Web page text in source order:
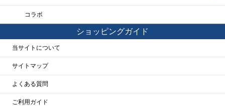
コラボ
ショッピングガイド
当サイトについて
サイトマップ
よくある質問
ご利用ガイド